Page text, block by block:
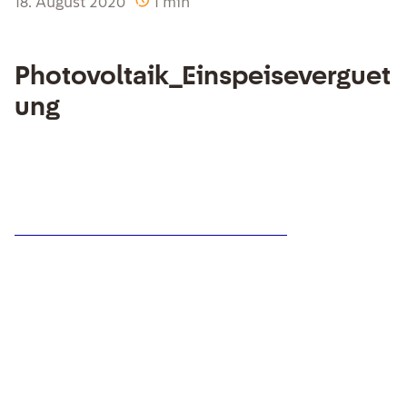
Photovoltaik_Einspeiseverguet
ung